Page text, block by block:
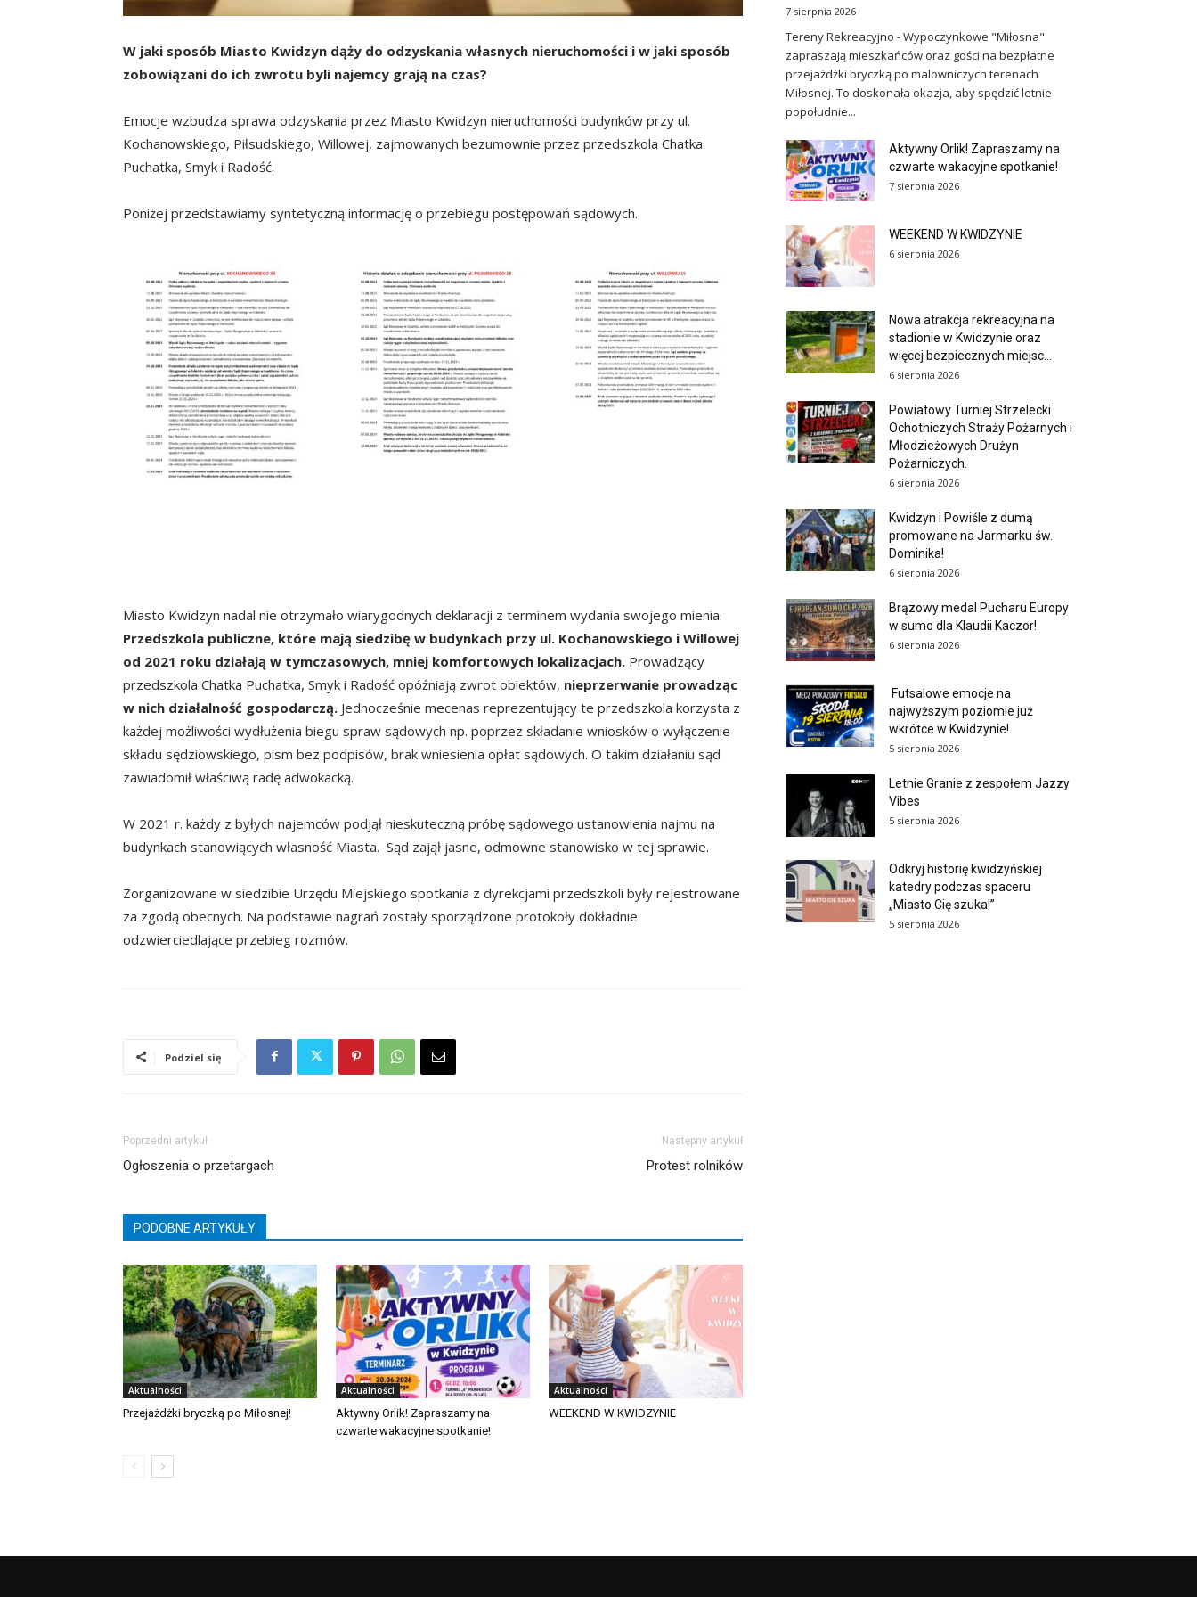
W jaki sposób Miasto Kwidzyn dąży do odzyskania własnych nieruchomości i w jaki sposób
zobowiązani do ich zwrotu byli najemcy grają na czas?
Emocje wzbudza sprawa odzyskania przez Miasto Kwidzyn nieruchomości budynków przy ul.
Kochanowskiego, Piłsudskiego, Willowej, zajmowanych bezumownie przez przedszkola Chatka
Puchatka, Smyk i Radość.
Poniżej przedstawiamy syntetyczną informację o przebiegu postępowań sądowych.
Miasto Kwidzyn nadal nie otrzymało wiarygodnych deklaracji z terminem wydania swojego mienia.
Przedszkola publiczne, które mają siedzibę w budynkach przy ul. Kochanowskiego i Willowej
od 2021 roku działają w tymczasowych, mniej komfortowych lokalizacjach. Prowadzący
przedszkola Chatka Puchatka, Smyk i Radość opóźniają zwrot obiektów, nieprzerwanie prowadząc
w nich działalność gospodarczą. Jednocześnie mecenas reprezentujący te przedszkola korzysta z
każdej możliwości wydłużenia biegu spraw sądowych np. poprzez składanie wniosków o wyłączenie
składu sędziowskiego, pism bez podpisów, brak wniesienia opłat sądowych. O takim działaniu sąd
zawiadomił właściwą radę adwokacką.
W 2021 r. każdy z byłych najemców podjął nieskuteczną próbę sądowego ustanowienia najmu na
budynkach stanowiących własność Miasta. Sąd zajął jasne, odmowne stanowisko w tej sprawie.
Zorganizowane w siedzibie Urzędu Miejskiego spotkania z dyrekcjami przedszkoli były rejestrowane
za zgodą obecnych. Na podstawie nagrań zostały sporządzone protokoły dokładnie
odzwierciedlające przebieg rozmów.
Podziel się
Poprzedni artykuł
Ogłoszenia o przetargach
Następny artykuł
Protest rolników
PODOBNE ARTYKUŁY
Aktualności
Przejażdżki bryczką po Miłosnej!
Aktualności
Aktywny Orlik! Zapraszamy na
czwarte wakacyjne spotkanie!
Aktualności
WEEKEND W KWIDZYNIE
7 sierpnia 2026
Tereny Rekreacyjno - Wypoczynkowe "Miłosna"
zapraszają mieszkańców oraz gości na bezpłatne
przejażdżki bryczką po malowniczych terenach
Miłosnej. To doskonała okazja, aby spędzić letnie
popołudnie...
Aktywny Orlik! Zapraszamy na
czwarte wakacyjne spotkanie!
7 sierpnia 2026
WEEKEND W KWIDZYNIE
6 sierpnia 2026
Nowa atrakcja rekreacyjna na
stadionie w Kwidzynie oraz
więcej bezpiecznych miejsc...
6 sierpnia 2026
Powiatowy Turniej Strzelecki
Ochotniczych Straży Pożarnych i
Młodzieżowych Drużyn
Pożarniczych.
6 sierpnia 2026
Kwidzyn i Powiśle z dumą
promowane na Jarmarku św.
Dominika!
6 sierpnia 2026
Brązowy medal Pucharu Europy
w sumo dla Klaudii Kaczor!
6 sierpnia 2026
Futsalowe emocje na
najwyższym poziomie już
wkrótce w Kwidzynie!
5 sierpnia 2026
Letnie Granie z zespołem Jazzy
Vibes
5 sierpnia 2026
Odkryj historię kwidzyńskiej
katedry podczas spaceru
„Miasto Cię szuka!”
5 sierpnia 2026